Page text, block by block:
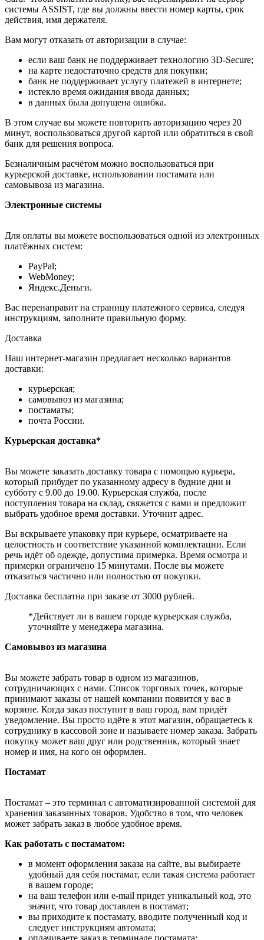
системы ASSIST, где вы должны ввести номер карты, срок
действия, имя держателя.
Вам могут отказать от авторизации в случае:
если ваш банк не поддерживает технологию 3D-Secure;
на карте недостаточно средств для покупки;
банк не поддерживает услугу платежей в интернете;
истекло время ожидания ввода данных;
в данных была допущена ошибка.
В этом случае вы можете повторить авторизацию через 20
минут, воспользоваться другой картой или обратиться в свой
банк для решения вопроса.
Безналичным расчётом можно воспользоваться при
курьерской доставке, использовании постамата или
самовывоза из магазина.
Электронные системы
Для оплаты вы можете воспользоваться одной из электронных
платёжных систем:
PayPal;
WebMoney;
Яндекс.Деньги.
Вас перенаправит на страницу платежного сервиса, следуя
инструкциям, заполните правильную форму.
Доставка
Наш интернет-магазин предлагает несколько вариантов
доставки:
курьерская;
самовывоз из магазина;
постаматы;
почта России.
Курьерская доставка*
Вы можете заказать доставку товара с помощью курьера,
который прибудет по указанному адресу в будние дни и
субботу с 9.00 до 19.00. Курьерская служба, после
поступления товара на склад, свяжется с вами и предложит
выбрать удобное время доставки. Уточнит адрес.
Вы вскрываете упаковку при курьере, осматриваете на
целостность и соответствие указанной комплектации. Если
речь идёт об одежде, допустима примерка. Время осмотра и
примерки ограничено 15 минутами. После вы можете
отказаться частично или полностью от покупки.
Доставка бесплатна при заказе от 3000 рублей.
*Действует ли в вашем городе курьерская служба,
уточняйте у менеджера магазина.
Самовывоз из магазина
Вы можете забрать товар в одном из магазинов,
сотрудничающих с нами. Список торговых точек, которые
принимают заказы от нашей компании появится у вас в
корзине. Когда заказ поступит в ваш город, вам придёт
уведомление. Вы просто идёте в этот магазин, обращаетесь к
сотруднику в кассовой зоне и называете номер заказа. Забрать
покупку может ваш друг или родственник, который знает
номер и имя, на кого он оформлен.
Постамат
Постамат – это терминал с автоматизированной системой для
хранения заказанных товаров. Удобство в том, что человек
может забрать заказ в любое удобное время.
Как работать с постаматом:
в момент оформления заказа на сайте, вы выбираете
удобный для себя постамат, если такая система работает
в вашем городе;
на ваш телефон или e-mail придет уникальный код, это
значит, что товар доставлен в постамат;
вы приходите к постамату, вводите полученный код и
следует инструкциям автомата;